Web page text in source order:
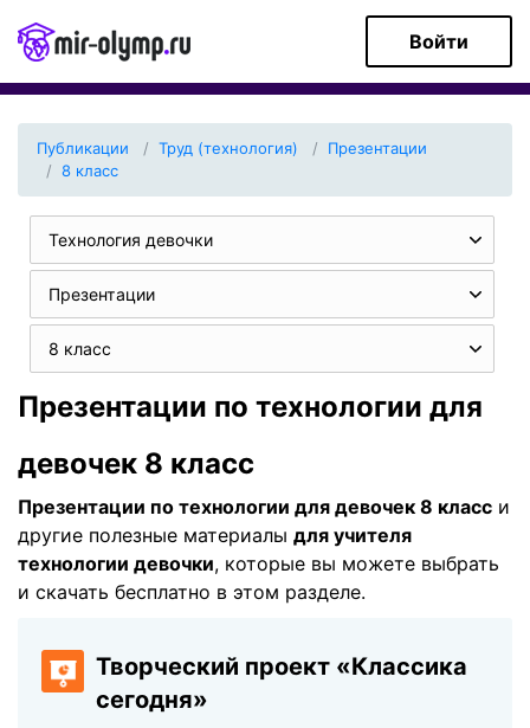
Войти
Публикации Труд (технология)
Презентации
8 класс
Технология девочки
Презентации
8 класс
Презентации по технологии для
девочек 8 класс
Презентации по технологии для девочек 8 класс и
другие полезные материалы для учителя
технологии девочки, которые вы можете выбрать
и скачать бесплатно в этом разделе.
Творческий проект «Классика
сегодня»